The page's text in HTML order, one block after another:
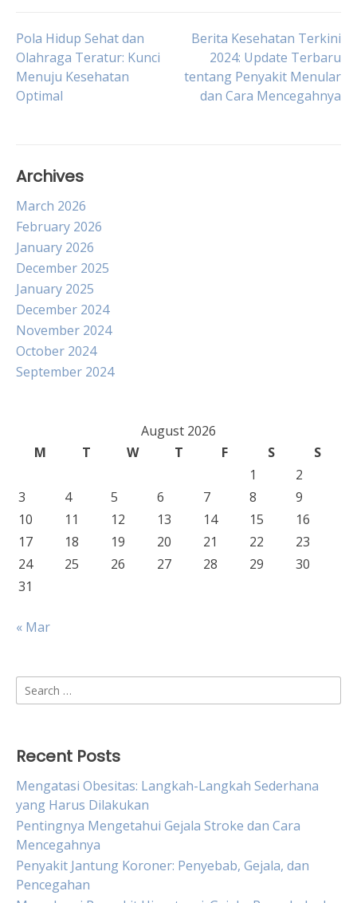
Post
navigation
Pola Hidup Sehat dan
Olahraga Teratur: Kunci
Menuju Kesehatan
Optimal
Berita Kesehatan Terkini
2024: Update Terbaru
tentang Penyakit Menular
dan Cara Mencegahnya
Archives
March 2026
February 2026
January 2026
December 2025
January 2025
December 2024
November 2024
October 2024
September 2024
August 2026
M
T W T F S
S
1
2
3
4 5 6 7 8
9
10
11 12 13 14 15
16
17
18 19 20 21 22
23
24
25 26 27 28 29
30
31
« Mar
Search
for:
Recent Posts
Mengatasi Obesitas: Langkah-Langkah Sederhana
yang Harus Dilakukan
Pentingnya Mengetahui Gejala Stroke dan Cara
Mencegahnya
Penyakit Jantung Koroner: Penyebab, Gejala, dan
Pencegahan